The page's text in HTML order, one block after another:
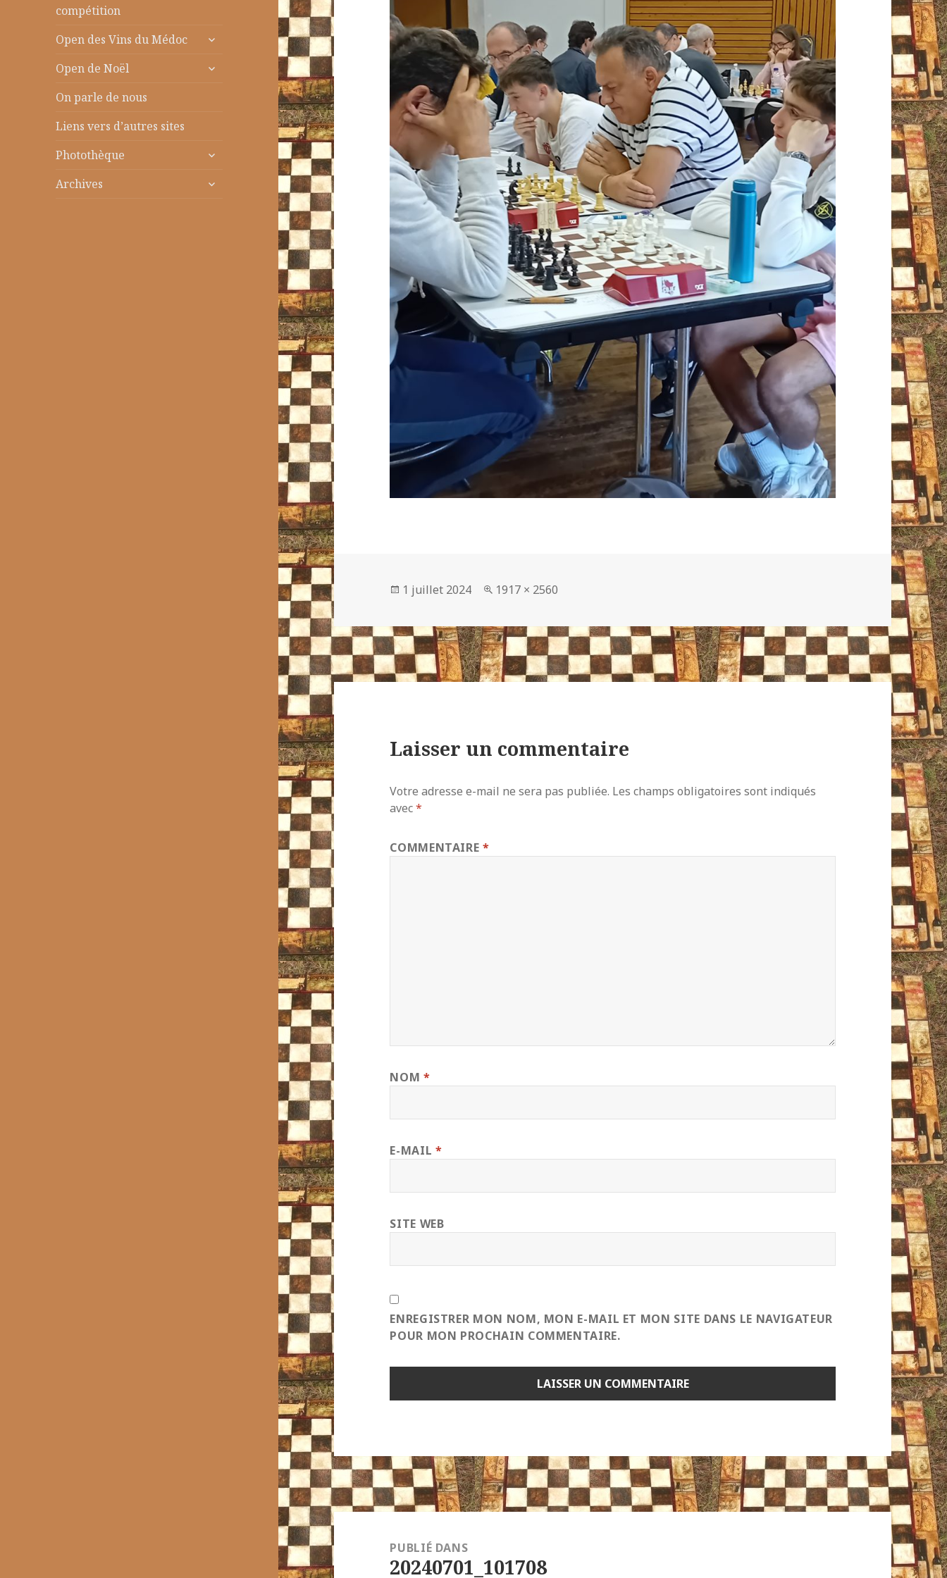
compétition
menu
Open des Vins du Médoc
ouvrir
sous-
Open de Noël
ouvrir
On parle de nous
Liens vers d’autres sites
Photothèque
ouvrir
sous-
Archives
ouvrir
Publié
1 juillet 2024
Taille
1917 × 2560
Laisser un commentaire
Votre adresse e-mail ne sera pas publiée. Les champs obligatoires sont indiqués
avec*
COMMENTAIRE*
NOM *
E-MAIL *
SITE WEB
ENREGISTRER MON NOM, MON E-MAIL ET MON SITE DANS LE NAVIGATEUR
POUR MON PROCHAIN COMMENTAIRE.
Navigation
de
l’article
PUBLIÉ DANS
20240701_101708